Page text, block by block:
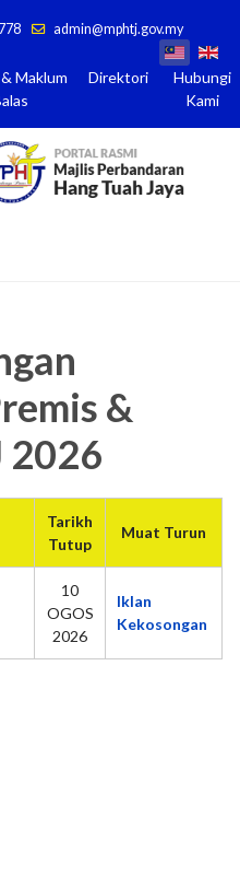
admin@mphtj.gov.my
Maklum
Direktori
Hubungi
Kami
&
2026
Tarikh
Tutup
Muat Turun
10
OGOS
2026
Iklan
Kekosongan